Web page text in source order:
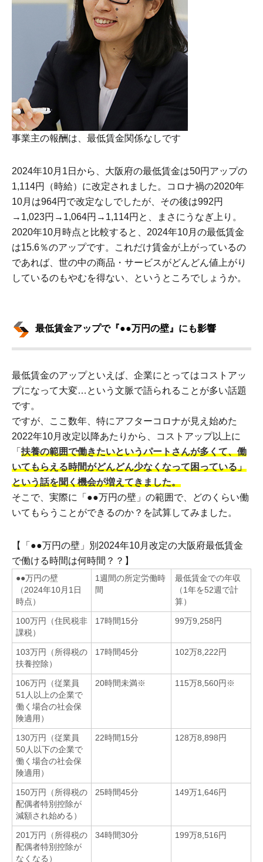
事業主の報酬は、最低賃金関係なしです
2024年10月1日から、大阪府の最低賃金は50円アップの
1,114円（時給）に改定されました。コロナ禍の2020年
10月は964円で改定なしでしたが、その後は992円
→1,023円→1,064円→1,114円と、まさにうなぎ上り。
2020年10月時点と比較すると、2024年10月の最低賃金
は15.6％のアップです。これだけ賃金が上がっているの
であれば、世の中の商品・サービスがどんどん値上がり
しているのもやむを得ない、というところでしょうか。
最低賃金アップで『●●万円の壁』にも影響
最低賃金のアップといえば、企業にとってはコストアッ
プになって大変…という文脈で語られることが多い話題
です。
ですが、ここ数年、特にアフターコロナが見え始めた
2022年10月改定以降あたりから、コストアップ以上に
「 扶養の範囲で働きたいというパートさんが多くて、働
いてもらえる時間がどんどん少なくなって困っている」
という話を聞く機会が増えてきました。
そこで、実際に「●●万円の壁」の範囲で、どのくらい働
いてもらうことができるのか？を試算してみました。
【「●●万円の壁」別2024年10月改定の大阪府最低賃金
で働ける時間は何時間？？】
●●万円の壁
（2024年10月1日
時点）
1週間の所定労働時
間
最低賃金での年収
（1年を52週で計
算）
100万円（住民税非
課税）
17時間15分 99万9,258円
103万円（所得税の
扶養控除）
17時間45分 102万8,222円
106万円（従業員
51人以上の企業で
働く場合の社会保
険適用）
20時間未満※ 115万8,560円※
130万円（従業員
50人以下の企業で
働く場合の社会保
険適用）
22時間15分 128万8,898円
150万円（所得税の
配偶者特別控除が
減額され始める）
25時間45分 149万1,646円
201万円（所得税の
配偶者特別控除が
なくなる）
34時間30分 199万8,516円